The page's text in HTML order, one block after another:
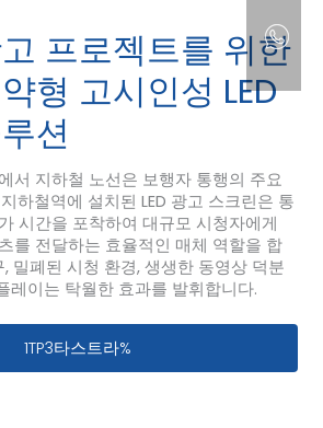
프로젝트를 위한
형 고시인성 LED
션
서 지하철 노선은 보행자 통행의 주요
하철역에 설치된 LED 광고 스크린은 통
시간을 포착하여 대규모 시청자에게
를 전달하는 효율적인 매체 역할을 합
밀폐된 시청 환경, 생생한 동영상 덕분
레이는 탁월한 효과를 발휘합니다.
지하철 광고 프로젝트를 위한 에너지 절
1TP3타스트라%